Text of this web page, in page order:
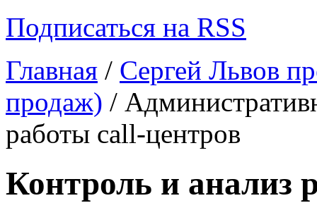
Подписаться на RSS
Главная / Сергей Львов
продаж) /
работы call-центров
Контроль и анализ